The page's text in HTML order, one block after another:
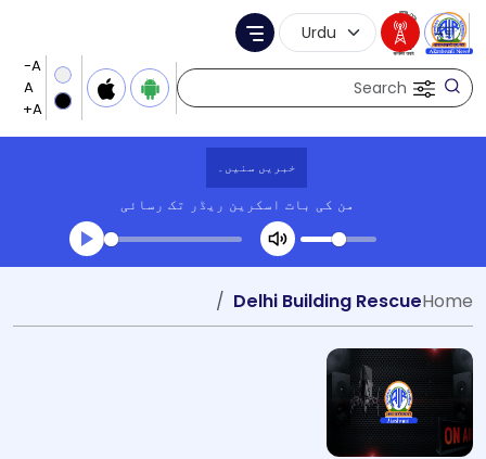
Search
Language Selection
Menu
خبریں سنیں۔
من کی بات اسکرین ریڈر تک رسائی
Transcript summary
کھیلیں آڈیو Home
Delhi Building Rescue